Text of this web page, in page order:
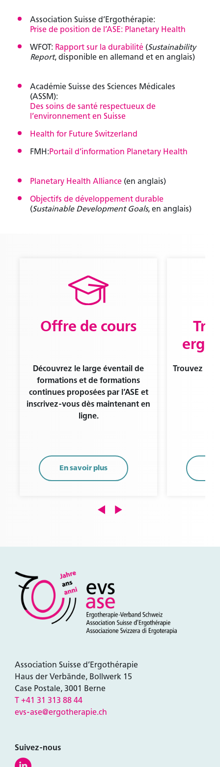
Association Suisse d’Ergothérapie:
Prise de position de l’ASE: Planetary Health
WFOT: Rapport sur la durabilité (Sustainability
Report, disponible en allemand et en anglais)
Académie Suisse des Sciences Médicales
(ASSM):
Des soins de santé respectueux de
l’environnement en Suisse
Health for Future Switzerland
FMH:Portail d’information Planetary Health
Planetary Health Alliance (en anglais)
Objectifs de développement durable
(Sustainable Development Goals, en anglais)
Offre de cours
Découvrez le large éventail de
formations et de formations
continues proposées par l’ASE et
inscrivez-vous dès maintenant en
ligne.
En savoir plus
Trouvez
Association Suisse d’Ergothérapie
Haus der Verbände, Bollwerk 15
Case Postale, 3001 Berne
T +41 31 313 88 44
evs-ase@ergotherapie.ch
Suivez-nous
Vous n’êtes pas encore membre ?
Devenez membre pour accéder à des contenus
exclusifs.
Voir les avantages
Vous êtes déjà membre ?
exclusifs.